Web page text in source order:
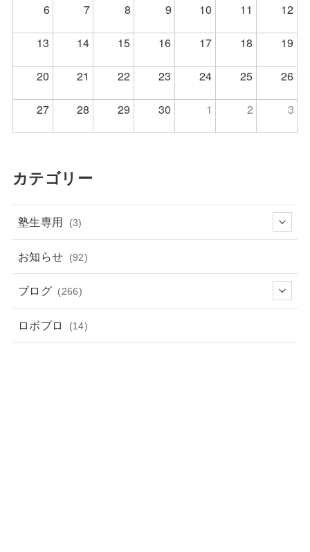
6 7 8 9 10 11 12
13 14 15 16 17 18 19
20 21 22 23 24 25 26
27 28 29 30 1 2 3
カテゴリー
塾生専用 (3)
お知らせ (92)
ブログ (266)
ロボプロ (14)